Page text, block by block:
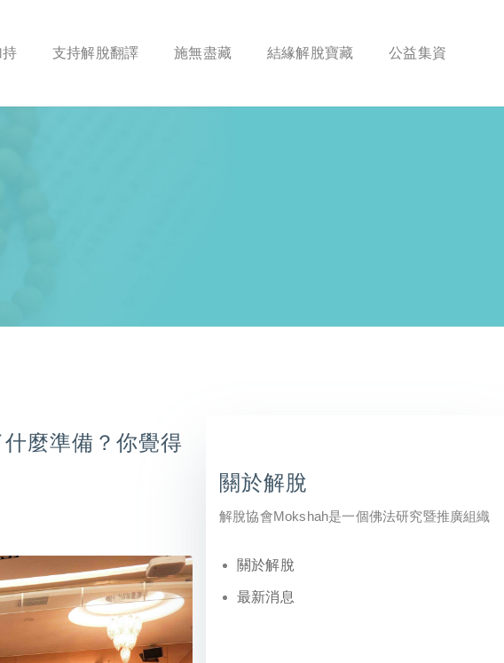
持 支持解脫翻譯 施無盡藏 結緣解脫寶藏 公益集資
麼準備？你覺得
關於解脫
解脫協會Mokshah是一個佛法研究暨推廣組織
關於解脫
最新消息